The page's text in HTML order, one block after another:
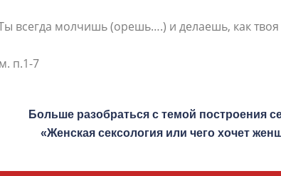
всегда молчишь (орешь….) и делаешь, как
п.1-7
Больше разобраться с темой
«Женская сексология или чего хочет